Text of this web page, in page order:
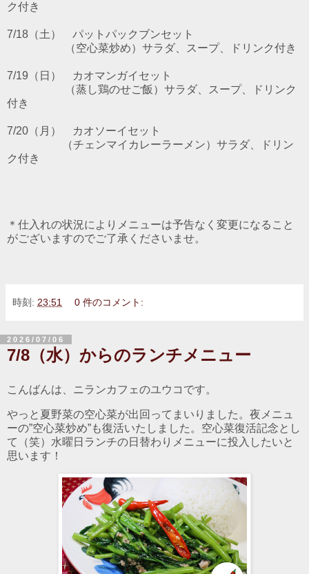
ク付き
7/18（土） パットパックブンセット
（空心菜炒め）サラダ、スープ、ドリンク付き
7/19（日） カオマンガイ セット
（蒸し鶏のせご飯）サラダ、スープ、ドリンク
付き
7/20 （月） カオソーイ セット
（チェンマイカレーラーメン）サラダ、ドリン
ク付き
＊仕入れの状況によりメニューは予告なく変更になること
がございますのでご了承くださいませ。
時刻: 23:51 0 件のコメント:
2026/07/06
7/8（水）からのランチメニュー
こんばんは、ニランカフェのユウコです。
やっと夏野菜の空心菜が出回ってまいりました。夜メニュ
ーの”空心菜炒め”も復活いたしました。空心菜復活記念とし
て（笑）水曜日ランチの日替わりメニューに投入したいと
思います！